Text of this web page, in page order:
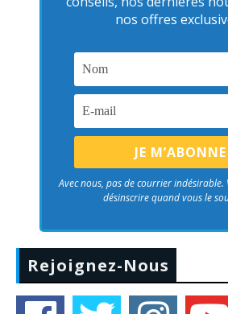
nos offres
Avec nous, pas de courrier indésirable.
désinscrire quand vous le
Rejoignez-Nous